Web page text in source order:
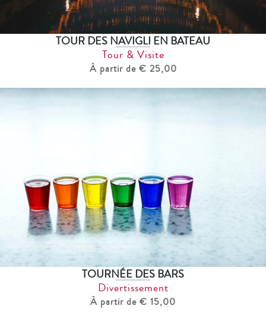
TOUR DES NAVIGLI EN BATEAU
Tour & Visite
À partir de € 25,00
TOURNÉE DES BARS
Divertissement
À partir de € 15,00